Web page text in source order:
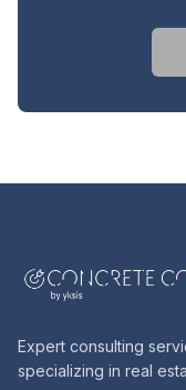
Expert consulting
specializing in real